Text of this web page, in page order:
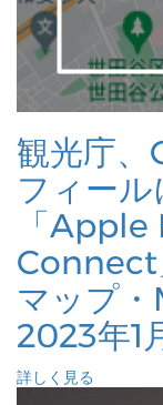
観光庁
フィー
「
Connect
マップ
2023年1
詳しく見る